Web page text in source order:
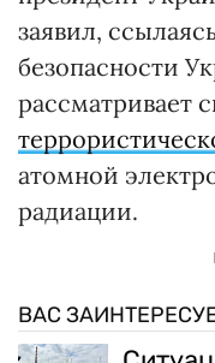
заявил,
безопасности
рассматривает
атомной
радиации.
ВАС